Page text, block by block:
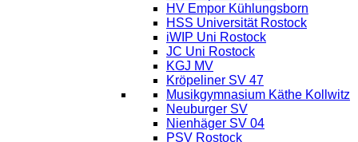
HV Empor Kühlungsborn
HSS Universität Rostock
iWIP Uni Rostock
JC Uni Rostock
KGJ MV
Kröpeliner SV 47
Musikgymnasium Käthe Kollwitz
Neuburger SV
Nienhäger SV 04
PSV Rostock